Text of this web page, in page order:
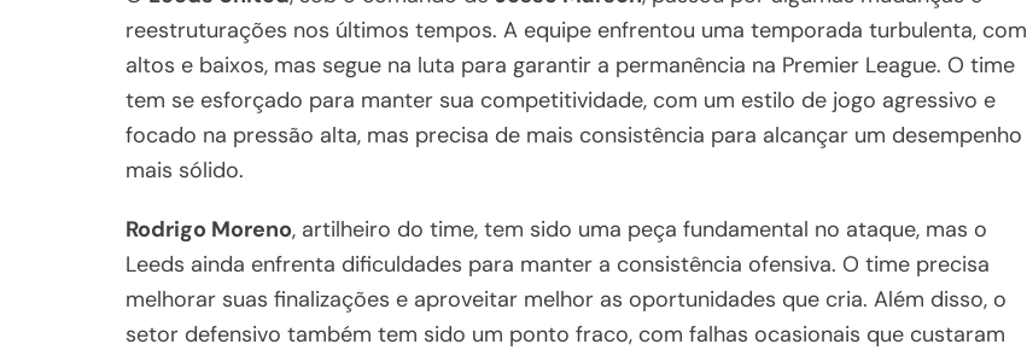
reestruturações nos últimos tempos. A equipe enfrentou uma temporada turbulenta, com
altos e baixos, mas segue na luta para garantir a permanência na Premier League. O time
tem se esforçado para manter sua competitividade, com um estilo de jogo agressivo e
focado na pressão alta, mas precisa de mais consistência para alcançar um desempenho
mais sólido.
Rodrigo Moreno, artilheiro do time, tem sido uma peça fundamental no ataque, mas o
Leeds ainda enfrenta dificuldades para manter a consistência ofensiva. O time precisa
melhorar suas finalizações e aproveitar melhor as oportunidades que cria. Além disso, o
setor defensivo também tem sido um ponto fraco, com falhas ocasionais que custaram